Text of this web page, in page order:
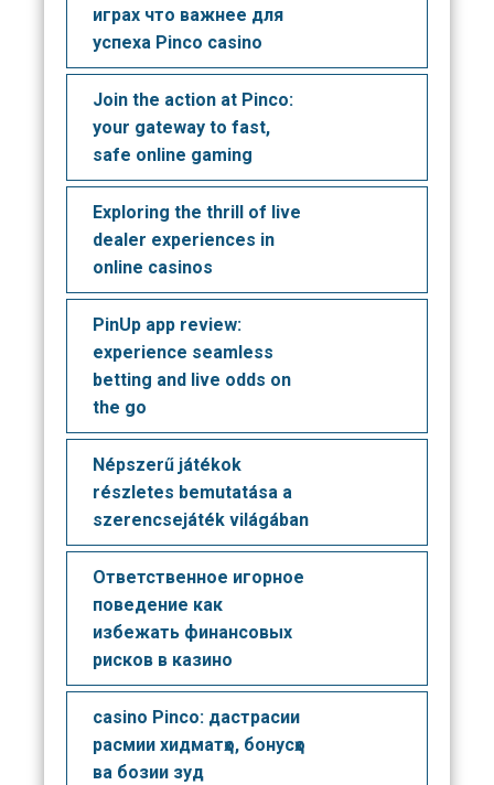
играх что важнее для
успеха Pinco casino
Join the action at Pinco:
your gateway to fast,
safe online gaming
Exploring the thrill of live
dealer experiences in
online casinos
PinUp app review:
experience seamless
betting and live odds on
the go
Népszerű játékok
részletes bemutatása a
szerencsejáték világában
Ответственное игорное
поведение как
избежать финансовых
рисков в казино
casino Pinco: дастрасии
расмии хидматҳо, бонусҳо
ва бозии зуд